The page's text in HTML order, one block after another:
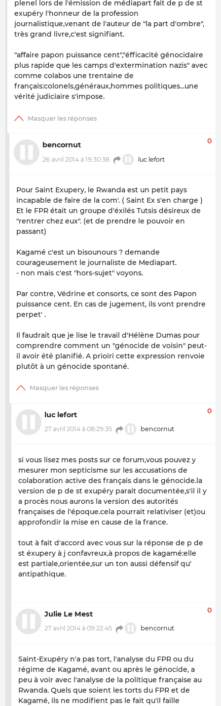
plenel lors de l'émission de médiapart fait de p de st
exupéry l'honneur de la profession
journalistique,venant de l'auteur de "la part d'ombre",
très grand livre,c'est signifiant.
"affaire papon puissance cent","éfficacité génocidaire
plus rapide que les camps d'extermination nazis" avec
comme colabos une trentaine de
français:colonels,généraux,hommes politiques...une
vérité judiciaire s'impose.
bencornut
26 avril 2014 à 19:30:38 luc lefort
0
Pour Saint Exupery, le Rwanda est un petit pays
incapable de faire de la com'. ( Saint Ex s'en charge )
Et le FPR était un groupe d'éxilés Tutsis désireux de
"rentrer chez eux". (et de prendre le pouvoir en
passant)
Kagamé c'est un bisounours ? demande
courageusement le journaliste de Mediapart.
- non mais c'est "hors-sujet" voyons.
Par contre, Védrine et consorts, ce sont des Papon
puissance cent. En cas de jugement, ils vont prendre
perpet' .
Il faudrait que je lise le travail d'Hélène Dumas pour
comprendre comment un "génocide de voisin" peut-
il avoir été planifié. A prioiri cette expression renvoie
plutôt à un génocide spontané.
luc lefort
27 avril 2014 à 08:29:35 bencornut
0
si vous lisez mes posts sur ce forum,vous pouvez y
mesurer mon septicisme sur les accusations de
colaboration active des français dans le génocide.la
version de p de st exupéry parait documentée,s'il il y
a procès nous aurons la version des autorités
françaises de l'époque.cela pourrait relativiser (et)ou
approfondir la mise en cause de la france.
tout à fait d'accord avec vous sur la réponse de p de
st éxupery à j confavreux,à propos de kagamé:elle
est partiale,orientée,sur un ton aussi défensif qu'
antipathique.
Julie Le Mest
27 avril 2014 à 09:22:45 bencornut
0
Saint-Exupéry n'a pas tort, l'analyse du FPR ou du
régime de Kagamé, avant ou après le génocide, a
peu à voir avec l'analyse de la politique française au
Rwanda. Quels que soient les torts du FPR et de
Kagamé, ils ne modifient pas le fait qu'il faille